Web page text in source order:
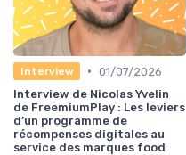
Interview • 01/07/2026
Interview de Nicolas Yvelin
de FreemiumPlay : Les leviers
d’un programme de
récompenses digitales au
service des marques food